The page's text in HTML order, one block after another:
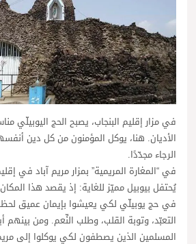
في مزار إقليم البنجاب، يصبح الحج اليوبيلّي
الأديان. هنا، يوكل المؤمنون من كل دين
الرجاء مجدّدًا.
في “المغارة المريمية” بمزار مريم آباد في
يُحتفل بيوبيل مميّز للغاية: إذ يقصد هذا
في حج يوبيلّي لكي يعيشوا بإيمان عميق
التعبّد، وتوبة القلب، وطلب النِّعم. ومن بينهم
المسلمين الذين يصطفون لكي يوكلوا إلى